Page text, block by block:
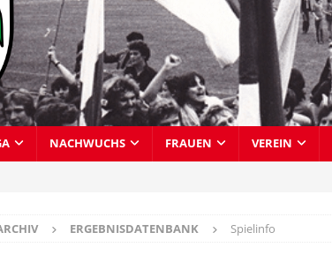
NACHWUCHS FRAUEN VEREIN
ERGEBNISDATENBANK Spielinfo